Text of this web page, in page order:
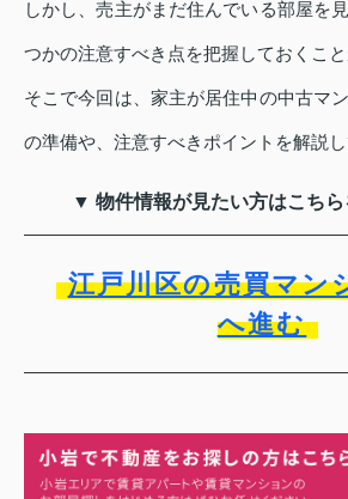
しかし、売主がまだ住んでいる部屋を
つかの注意すべき点を把握しておくこと
そこで今回は、家主が居住中の中古マ
の準備や、注意すべきポイントを解説し
▼ 物件情報が見たい方はこち
江戸川区の売買マン
へ進む